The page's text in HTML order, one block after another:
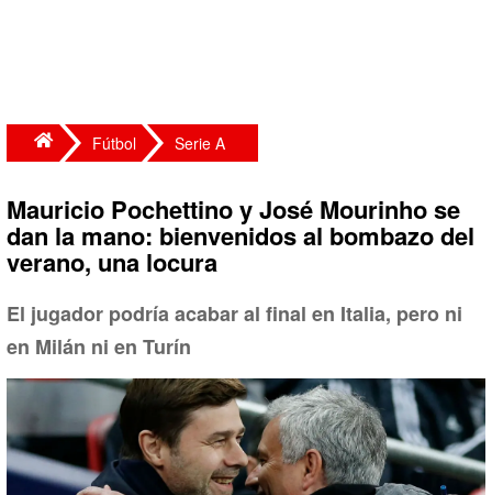
Fútbol Serie A
Mauricio Pochettino y José Mourinho se
dan la mano: bienvenidos al bombazo del
verano, una locura
El jugador podría acabar al final en Italia, pero ni
en Milán ni en Turín